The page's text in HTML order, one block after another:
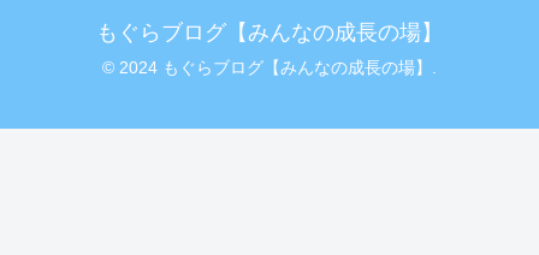
もぐらブログ【みんなの成長の場】
© 2024 もぐらブログ【みんなの成長の場】.